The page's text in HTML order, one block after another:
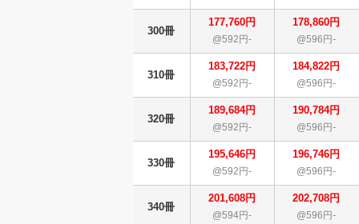
300冊
177,760円
@592円-
178,860円
@596円-
310冊
183,722円
@592円-
184,822円
@596円-
320冊
189,684円
@592円-
190,784円
@596円-
330冊
195,646円
@592円-
196,746円
@596円-
340冊
201,608円
@594円-
202,708円
@596円-